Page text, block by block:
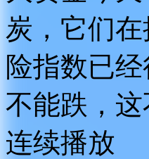
炭，它们
险指数已
不能跌，
连续播放